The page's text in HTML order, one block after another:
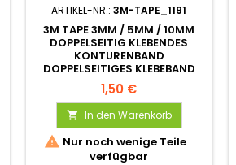
ARTIKEL-NR.:3M-TAPE_1191
3M TAPE 3MM / 5MM / 10MM
DOPPELSEITIG KLEBENDES
KONTURENBAND
DOPPELSEITIGES KLEBEBAND
1,50 €
 In den Warenkorb
 Nur noch wenige Teile
verfügbar